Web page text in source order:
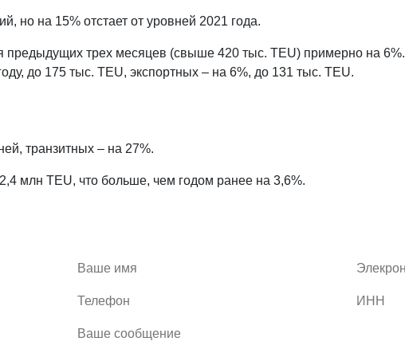
но на 15% отстает от уровней 2021 года.
предыдущих трех месяцев (свыше 420 тыс. TEU) примерно на 6%.
до 175 тыс. TEU, экспортных – на 6%, до 131 тыс. TEU.
транзитных – на 27%.
млн TEU, что больше, чем годом ранее на 3,6%.